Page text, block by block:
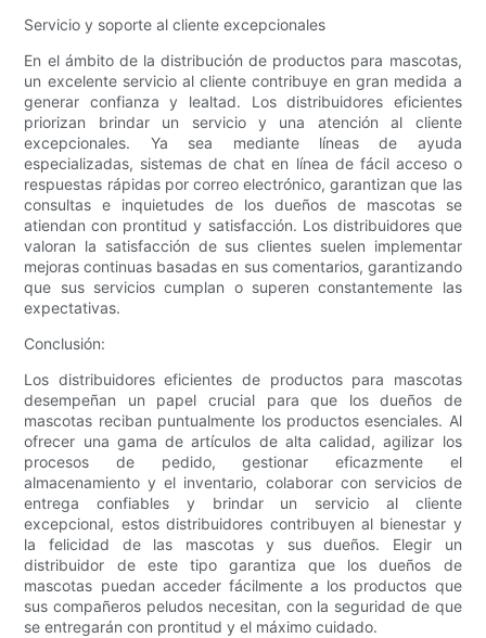
Servicio y soporte al cliente excepcionales
En el ámbito de la distribución de productos para mascotas,
un excelente servicio al cliente contribuye en gran medida a
generar confianza y lealtad. Los distribuidores eficientes
priorizan brindar un servicio y una atención al cliente
excepcionales. Ya sea mediante líneas de ayuda
especializadas, sistemas de chat en línea de fácil acceso o
respuestas rápidas por correo electrónico, garantizan que las
consultas e inquietudes de los dueños de mascotas se
atiendan con prontitud y satisfacción. Los distribuidores que
valoran la satisfacción de sus clientes suelen implementar
mejoras continuas basadas en sus comentarios, garantizando
que sus servicios cumplan o superen constantemente las
expectativas.
Conclusión:
Los distribuidores eficientes de productos para mascotas
desempeñan un papel crucial para que los dueños de
mascotas reciban puntualmente los productos esenciales. Al
ofrecer una gama de artículos de alta calidad, agilizar los
procesos de pedido, gestionar eficazmente el
almacenamiento y el inventario, colaborar con servicios de
entrega confiables y brindar un servicio al cliente
excepcional, estos distribuidores contribuyen al bienestar y
la felicidad de las mascotas y sus dueños. Elegir un
distribuidor de este tipo garantiza que los dueños de
mascotas puedan acceder fácilmente a los productos que
sus compañeros peludos necesitan, con la seguridad de que
se entregarán con prontitud y el máximo cuidado.